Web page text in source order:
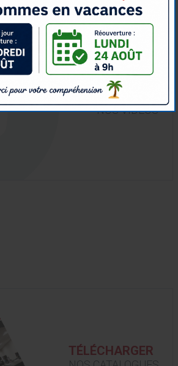
REGARDER
NOS VIDÉOS
TÉLÉCHARGER